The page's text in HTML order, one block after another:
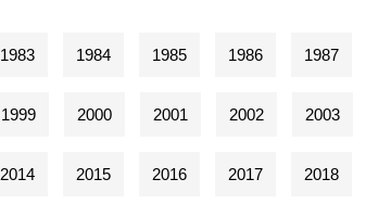
1983 1984 1985 1986 1987
1999 2000 2001 2002 2003
2014 2015 2016 2017 2018